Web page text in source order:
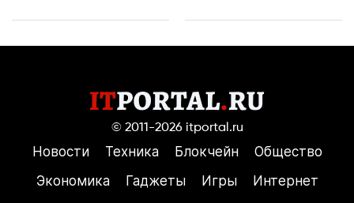
© 2011-2026 itportal.ru
Новости Техника Блокчейн
Общество
Экономика
Гаджеты Игры
Интернет